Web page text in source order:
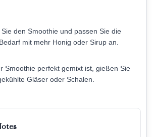
den Smoothie und passen Sie die
mit mehr Honig oder Sirup an.
Smoothie perfekt gemixt ist, gießen Sie
Gläser oder Schalen.